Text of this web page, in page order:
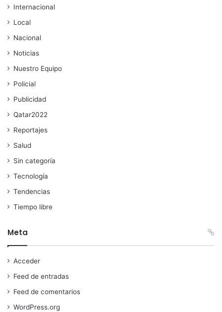
Internacional
Local
Nacional
Noticias
Nuestro Equipo
Policial
Publicidad
Qatar2022
Reportajes
Salud
Sin categoría
Tecnología
Tendencias
Tiempo libre
Meta
Acceder
Feed de entradas
Feed de comentarios
WordPress.org